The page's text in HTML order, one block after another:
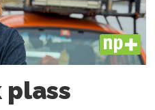
PLUS
plass